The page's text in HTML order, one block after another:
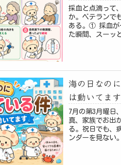
採血と点滴って
か。ベテランで
ある。① 採血が
た瞬間、スーッ
海の日なの
は動いてます
7月の第3月曜日
真、家族でお出
る。祝日でも、
ンダーを見ない